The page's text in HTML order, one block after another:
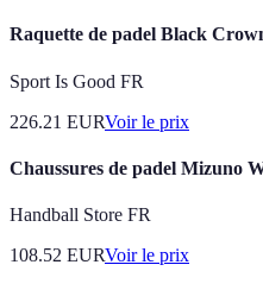
Raquette de padel Black
Sport Is Good FR
226.21 EURVoir le prix
Chaussures de padel Mizuno
Handball Store FR
108.52 EURVoir le prix